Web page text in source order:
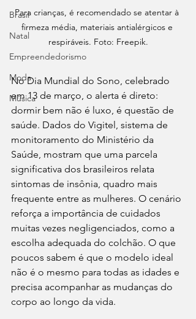
Brasil
Natal
Empreendedorismo
Moda
Música
Para crianças, é recomendado se atentar à
firmeza média, materiais antialérgicos e
respiráveis. Foto: Freepik.
No Dia Mundial do Sono, celebrado
em 13 de março, o alerta é direto:
dormir bem não é luxo, é questão de
saúde. Dados do Vigitel, sistema de
monitoramento do Ministério da
Saúde, mostram que uma parcela
significativa dos brasileiros relata
sintomas de insônia, quadro mais
frequente entre as mulheres. O cenário
reforça a importância de cuidados
muitas vezes negligenciados, como a
escolha adequada do colchão. O que
poucos sabem é que o modelo ideal
não é o mesmo para todas as idades e
precisa acompanhar as mudanças do
corpo ao longo da vida.